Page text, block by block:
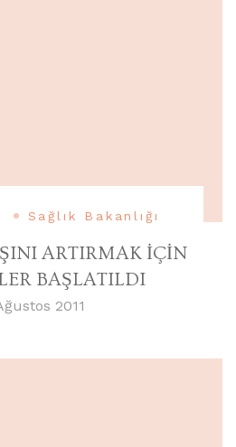
Sağlık Bakanlığı
ARTIRMAK İÇİN
BAŞLATILDI
2011